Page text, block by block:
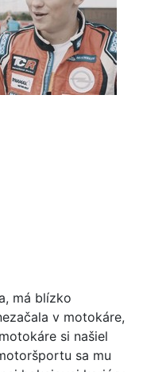
má blízko
v motokáre,
si našiel
sa mu